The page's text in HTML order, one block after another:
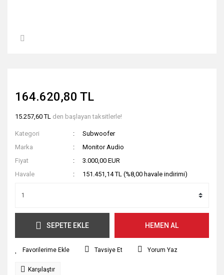
164.620,80 TL
15.257,60 TL den başlayan taksitlerle!
Kategori
Subwoofer
Marka
Monitor Audio
Fiyat
3.000,00 EUR
Havale
151.451,14 TL (%8,00 havale indirimi)
SEPETE EKLE HEMEN AL
Tavsiye Et Yorum Yaz
Karşılaştır